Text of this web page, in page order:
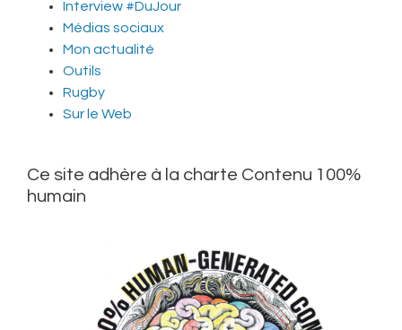
Interview #DuJour
Médias sociaux
Mon actualité
Outils
Rugby
Sur le Web
Ce site adhère à la charte Contenu 100%
humain